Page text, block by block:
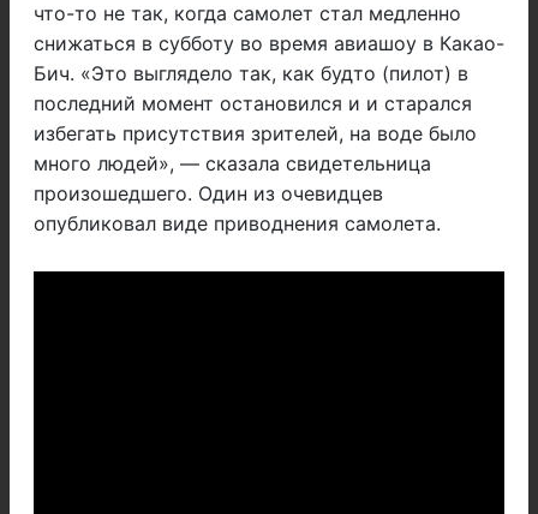
что-то не так, когда самолет стал медленно
снижаться в субботу во время авиашоу в Какао-
Бич. «Это выглядело так, как будто (пилот) в
последний момент остановился и и старался
избегать присутствия зрителей, на воде было
много людей», — сказала свидетельница
произошедшего. Один из очевидцев
опубликовал виде приводнения самолета.